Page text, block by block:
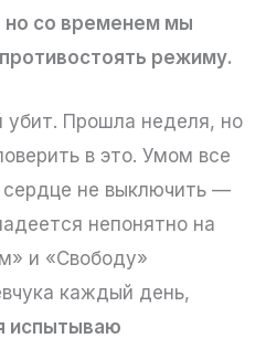
но со временем мы
режиму.
Прошла неделя, но
в это. Умом все
не выключить —
непонятно на
и «Свободу»
каждый день,
испытываю